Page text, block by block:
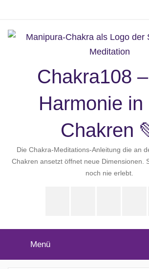
springen
Chakra108
Harmonie in
Chakren
Die Chakra-Meditations-Anleitung die an
Chakren ansetzt öffnet neue Dimensionen.
noch nie erlebt.
Menü